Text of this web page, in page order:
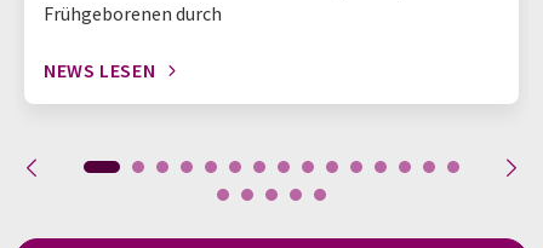
Frühgeborenen durch
NEWS LESEN